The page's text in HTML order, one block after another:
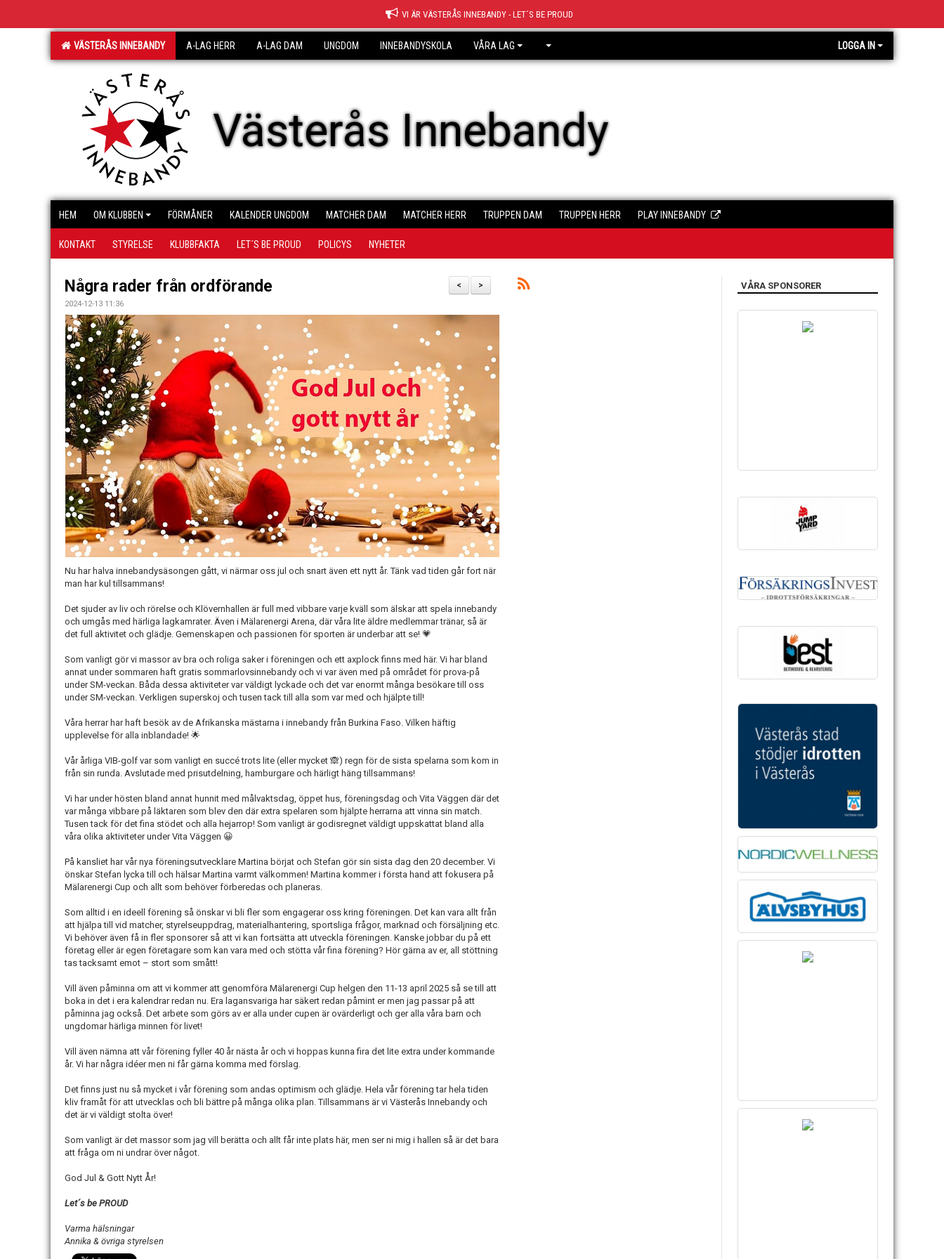
VI ÄR VÄSTERÅS INNEBANDY - LET´S BE PROUD
VÄSTERÅS INNEBANDY A-LAG HERR A-LAG DAM UNGDOM INNEBANDYSKOLA VÅRA LAG LOGGA IN
Västerås Innebandy
HEM OM KLUBBEN FÖRMÅNER KALENDER UNGDOM MATCHER DAM MATCHER HERR TRUPPEN DAM TRUPPEN HERR PLAY INNEBANDY
KONTAKT STYRELSE KLUBBFAKTA LET´S BE PROUD POLICYS NYHETER
>
<
Några rader från ordförande
2024-12-13 11:36
Nu har halva innebandysäsongen gått, vi närmar oss jul och snart även ett nytt år. Tänk vad tiden går fort när
man har kul tillsammans!
Det sjuder av liv och rörelse och Klövernhallen är full med vibbare varje kväll som älskar att spela innebandy
och umgås med härliga lagkamrater. Även i Mälarenergi Arena, där våra lite äldre medlemmar tränar, så är
det full aktivitet och glädje. Gemenskapen och passionen för sporten är underbar att se! 💗
Som vanligt gör vi massor av bra och roliga saker i föreningen och ett axplock finns med här. Vi har bland
annat under sommaren haft gratis sommarlovsinnebandy och vi var även med på området för prova-på
under SM-veckan. Båda dessa aktiviteter var väldigt lyckade och det var enormt många besökare till oss
under SM-veckan. Verkligen superskoj och tusen tack till alla som var med och hjälpte till!
Våra herrar har haft besök av de Afrikanska mästarna i innebandy från Burkina Faso. Vilken häftig
upplevelse för alla inblandade! 🌟
Vår årliga VIB-golf var som vanligt en succé trots lite (eller mycket 🙈) regn för de sista spelarna som kom in
från sin runda. Avslutade med prisutdelning, hamburgare och härligt häng tillsammans!
Vi har under hösten bland annat hunnit med målvaktsdag, öppet hus, föreningsdag och Vita Väggen där det
var många vibbare på läktaren som blev den där extra spelaren som hjälpte herrarna att vinna sin match.
Tusen tack för det fina stödet och alla hejarrop! Som vanligt är godisregnet väldigt uppskattat bland alla
våra olika aktiviteter under Vita Väggen 😀
På kansliet har vår nya föreningsutvecklare Martina börjat och Stefan gör sin sista dag den 20 december. Vi
önskar Stefan lycka till och hälsar Martina varmt välkommen! Martina kommer i första hand att fokusera på
Mälarenergi Cup och allt som behöver förberedas och planeras.
Som alltid i en ideell förening så önskar vi bli fler som engagerar oss kring föreningen. Det kan vara allt från
att hjälpa till vid matcher, styrelseuppdrag, materialhantering, sportsliga frågor, marknad och försäljning etc.
Vi behöver även få in fler sponsorer så att vi kan fortsätta att utveckla föreningen. Kanske jobbar du på ett
företag eller är egen företagare som kan vara med och stötta vår fina förening? Hör gärna av er, all stöttning
tas tacksamt emot – stort som smått!
Vill även påminna om att vi kommer att genomföra Mälarenergi Cup helgen den 11-13 april 2025 så se till att
boka in det i era kalendrar redan nu. Era lagansvariga har säkert redan påmint er men jag passar på att
påminna jag också. Det arbete som görs av er alla under cupen är ovärderligt och ger alla våra barn och
ungdomar härliga minnen för livet!
Vill även nämna att vår förening fyller 40 år nästa år och vi hoppas kunna fira det lite extra under kommande
år. Vi har några idéer men ni får gärna komma med förslag.
Det finns just nu så mycket i vår förening som andas optimism och glädje. Hela vår förening tar hela tiden
kliv framåt för att utvecklas och bli bättre på många olika plan. Tillsammans är vi Västerås Innebandy och
det är vi väldigt stolta över!
Som vanligt är det massor som jag vill berätta och allt får inte plats här, men ser ni mig i hallen så är det bara
att fråga om ni undrar över något.
God Jul & Gott Nytt År!
Let´s be PROUD
Varma hälsningar
Annika & övriga styrelsen
VÅRA SPONSORER